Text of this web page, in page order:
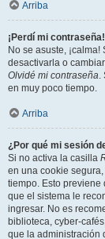
Arriba
¡Perdí mi contraseña!
No se asuste,
desactivarla o
Olvidé mi contraseña.
en muy poco tiempo.
Arriba
¿Por qué mi sesión
Si no activa la casilla
en una cookie
tiempo. Esto previene
que el sistema le
ingresar. No es
biblioteca, cyber-
que la administración